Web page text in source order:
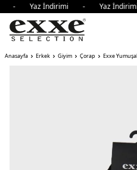
- Yaz İndirimi - Yaz
Anasayfa Erkek Giyim Çorap Exxe